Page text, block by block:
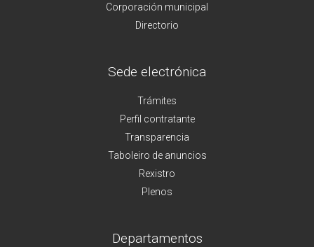
Corporación municipal
Directorio
Sede electrónica
Trámites
Perfil contratante
Transparencia
Taboleiro de anuncios
Rexistro
Plenos
Departamentos